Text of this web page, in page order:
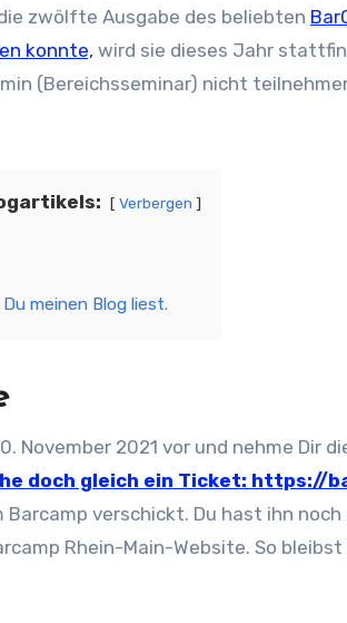
zwölfte Ausgabe des beliebten
konnte, wird sie dieses Jahr
(Bereichsseminar) nicht
Verbergen
meinen Blog liest.
November 2021 vor und nehme Dir
doch gleich ein Ticket: https://
verschickt. Du hast ihn
Rhein-Main-Website. So